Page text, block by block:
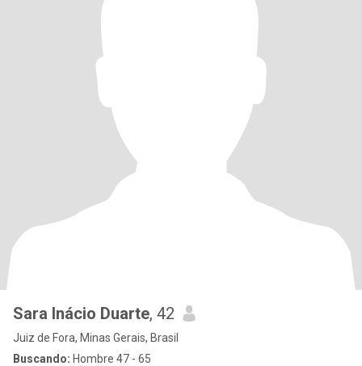
Sara Inácio Duarte, 42
Juiz de Fora, Minas Gerais, Brasil
Buscando: Hombre 47 - 65